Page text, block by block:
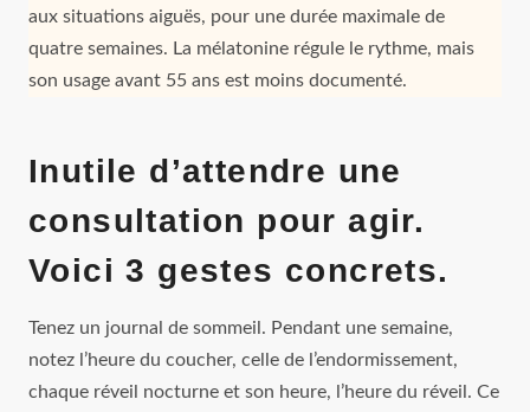
aux situations aiguës, pour une durée maximale de
quatre semaines. La mélatonine régule le rythme, mais
son usage avant 55 ans est moins documenté.
Inutile d’attendre une
consultation pour agir.
Voici 3 gestes concrets.
Tenez un journal de sommeil. Pendant une semaine,
notez l’heure du coucher, celle de l’endormissement,
chaque réveil nocturne et son heure, l’heure du réveil. Ce